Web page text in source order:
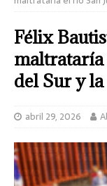
Félix
maltrataría
del Sur y
abril 29, 2026